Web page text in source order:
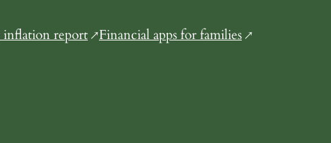
inflation report Financial apps for families